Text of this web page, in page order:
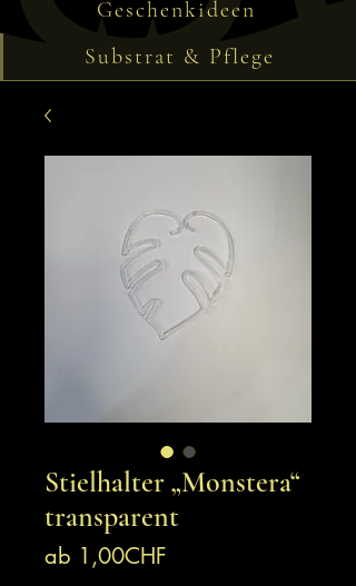
Geschenkideen
Substrat & Pflege
Stielhalter „Monstera“
transparent
ab 1,00CHF